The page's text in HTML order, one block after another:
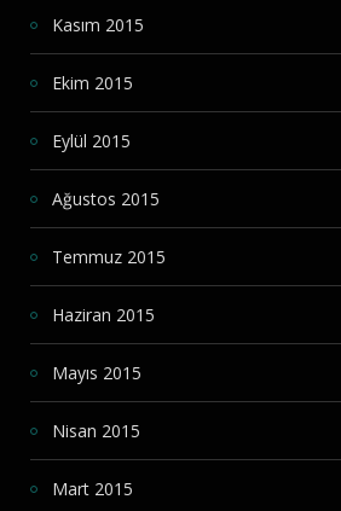
Kasım 2015
Ekim 2015
Eylül 2015
Ağustos 2015
Temmuz 2015
Haziran 2015
Mayıs 2015
Nisan 2015
Mart 2015